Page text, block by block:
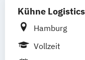
(DE/EN)
Business
Management
Science
Kühne
Hamburg
Vollzeit